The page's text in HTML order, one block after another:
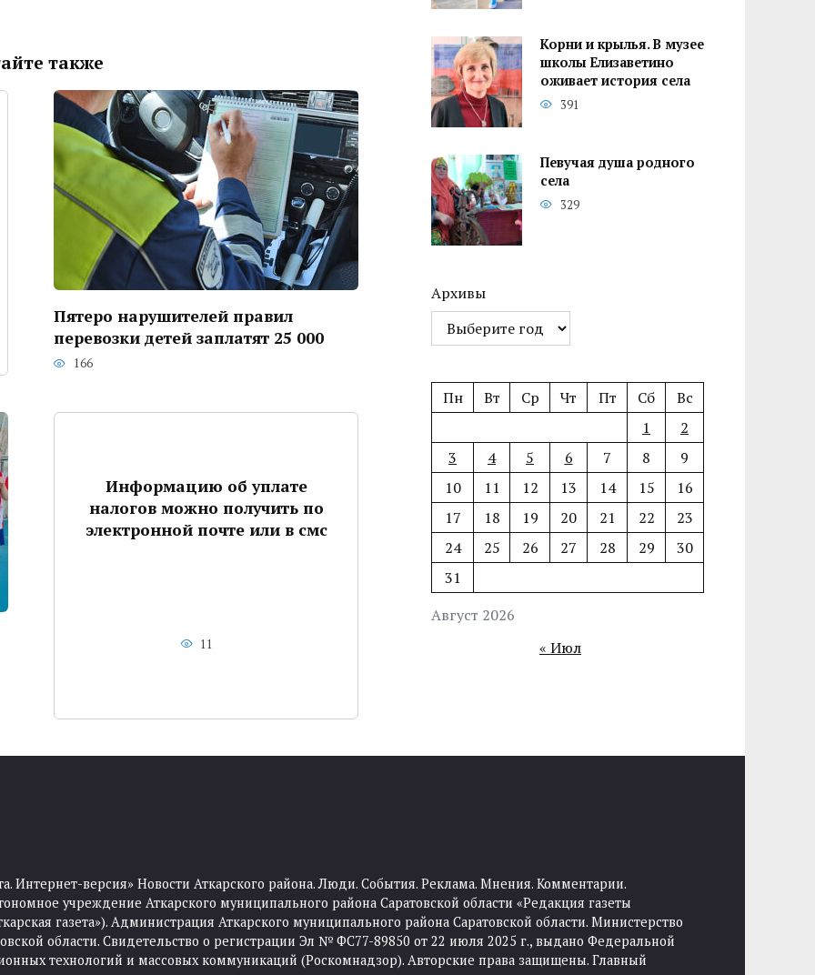
также
Пятеро нарушителей правил
перевозки детей заплатят 25 000
166
Информацию об уплате
налогов можно получить по
электронной почте или в смс
11
Корни и крылья. В музее
школы Елизаветино
оживает история села
391
Певучая душа родного
села
329
Архивы
Август 2026
Пн Вт Ср Чт Пт Сб
Вс
1
2
3
4 5 6 7 8
9
10
11 12 13 14 15
16
17
18 19 20 21 22
23
24
25 26 27 28 29
30
31
« Июл
Интернет-версия» Новости Аткарского района. Люди. События. Реклама. Мнения. Комментарии.
учреждение Аткарского муниципального района Саратовской области «Редакция газеты
газета»). Администрация Аткарского муниципального района Саратовской области. Министерство
области. Свидетельство о регистрации Эл № ФС77-89850 от 22 июля 2025 г., выдано Федеральной
технологий и массовых коммуникаций (Роскомнадзор). Авторские права защищены. Главный